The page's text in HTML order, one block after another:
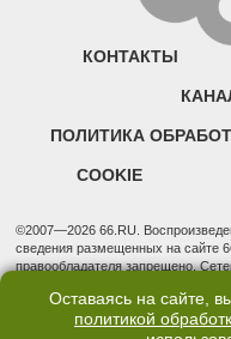
КОНТАКТЫ
ПОЛИТИКА
COOKIE
©2007—2026 66.RU.
сведения размещенных на сайте
правообладателя запрещено.
надзору в сфере связи,
(Роскомнадзор).
Оставаясь на сайте,
политикой